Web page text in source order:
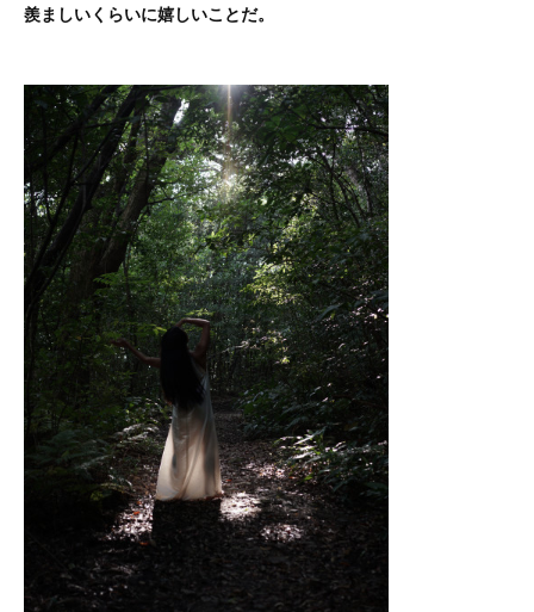
羨ましいくらいに嬉しいことだ。